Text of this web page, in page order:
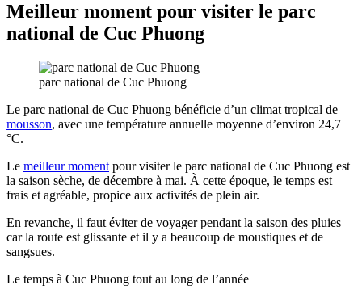
Meilleur moment pour visiter le parc
national de Cuc Phuong
parc national de Cuc Phuong
Le parc national de Cuc Phuong bénéficie d’un climat tropical de
mousson, avec une température annuelle moyenne d’environ 24,7
°C.
Le meilleur moment pour visiter le parc national de Cuc Phuong est
la saison sèche, de décembre à mai. À cette époque, le temps est
frais et agréable, propice aux activités de plein air.
En revanche, il faut éviter de voyager pendant la saison des pluies
car la route est glissante et il y a beaucoup de moustiques et de
sangsues.
Le temps à Cuc Phuong tout au long de l’année